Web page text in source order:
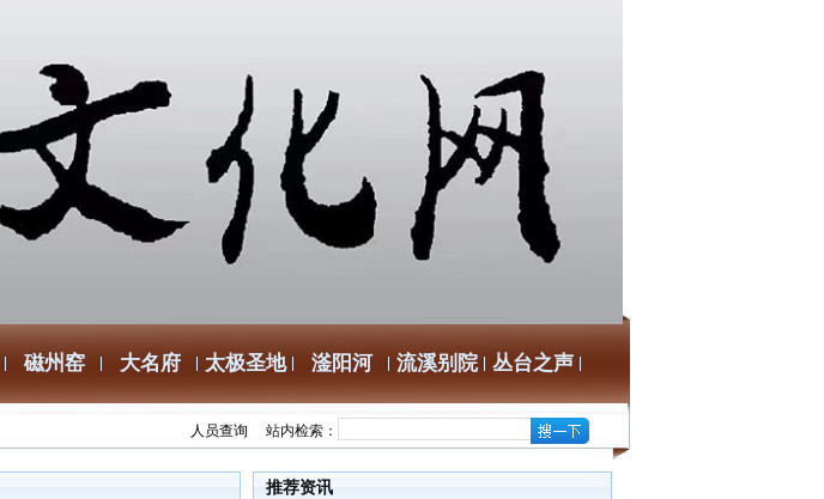
磁州窑 大名府 太极圣地 滏阳河 流溪别院 丛台之声
人员查询 站内检索：
推荐资讯